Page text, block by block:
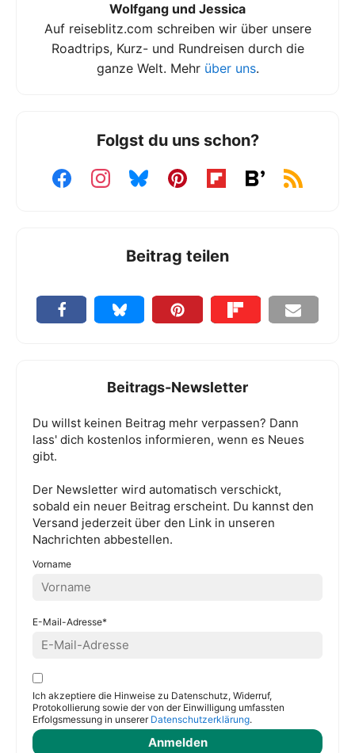
Wolfgang und Jessica
Auf reiseblitz.com schreiben wir über unsere
Roadtrips, Kurz- und Rundreisen durch die
ganze Welt. Mehr über uns.
Folgst du uns schon?
Beitrag teilen
Beitrags-Newsletter
Du willst keinen Beitrag mehr verpassen? Dann
lass' dich kostenlos informieren, wenn es Neues
gibt.
Der Newsletter wird automatisch verschickt,
sobald ein neuer Beitrag erscheint. Du kannst den
Versand jederzeit über den Link in unseren
Nachrichten abbestellen.
Vorname
E-Mail-Adresse*
Ich akzeptiere die Hinweise zu Datenschutz, Widerruf,
Protokollierung sowie der von der Einwilligung umfassten
Erfolgsmessung in unserer Datenschutzerklärung.